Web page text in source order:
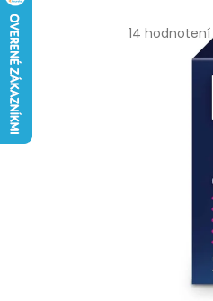
Priemerné
hodnotenie
14 hodnotení